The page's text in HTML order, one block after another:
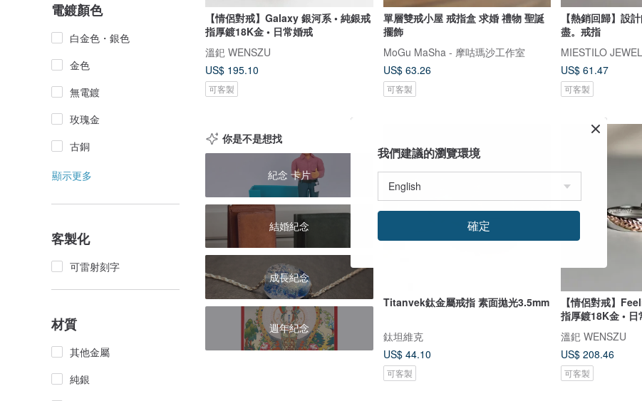
電鍍顏色
白金色・銀色
金色
無電鍍
玫瑰金
古銅
顯示更多
客製化
可雷射刻字
材質
其他金屬
純銀
【情侶對戒】Galaxy 銀河系 • 純銀戒
指厚鍍18K金 • 日常婚戒
溫釲 WENSZU
US$ 195.10
可客製
單層雙戒小屋 戒指盒 求婚 禮物 聖誕
擺飾
MoGu MaSha - 摩咕瑪沙工作室
US$ 63.26
可客製
【熱銷回歸】設
盡。戒指
MIESTILO
US$ 61.47
可客製
你是不是想找
紀念 卡片
結婚紀念
成長紀念
週年紀念
Titanvek鈦金屬戒指 素面拋光3.5mm
鈦坦維克
US$ 44.10
可客製
【情侶對戒】
指厚鍍18K金 • 日
溫釲 WENSZU
US$ 208.46
可客製
我們建議的瀏覽環境
確定